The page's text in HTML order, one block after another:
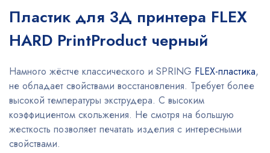
Пластик для 3Д принтера FLEX
HARD PrintProduct черный
Намного жёстче классического и SPRING FLEX-пластика,
не обладает свойствами восстановления. Требует более
высокой температуры экструдера. С высоким
коэффициентом скольжения. Не смотря на большую
жесткость позволяет печатать изделия с интересными
свойствами.